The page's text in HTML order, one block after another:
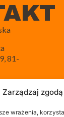
Zarządzaj zgodą
wrażenia,
81-